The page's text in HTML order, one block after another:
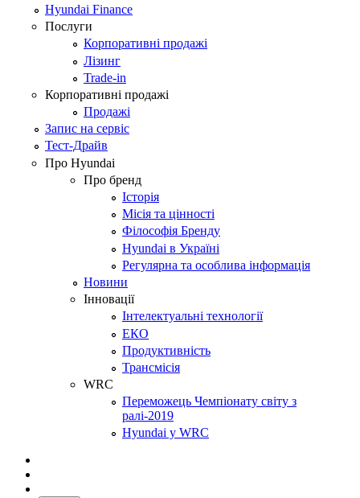
Hyundai Finance
Послуги
Корпоративні продажі
Лізинг
Trade-in
Корпоративні продажі
Продажі
Запис на сервіс
Тест-Драйв
Про Hyundai
Про бренд
Історія
Місія та цінності
Філософія Бренду
Hyundai в Україні
Регулярна та особлива інформація
Новини
Інновації
Інтелектуальні технології
ЕКО
Продуктивність
Трансмісія
WRC
Переможець Чемпіонату світу з
ралі-2019
Hyundai у WRC